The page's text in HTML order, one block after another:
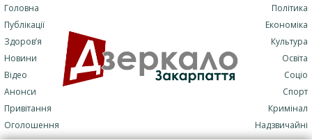
Головна
Публікації
Здоров’я
Новини
Відео
Анонси
Привітання
Оголошення
Політика
Економіка
Культура
Освіта
Соціо
Спорт
Кримінал
Надзвичайні